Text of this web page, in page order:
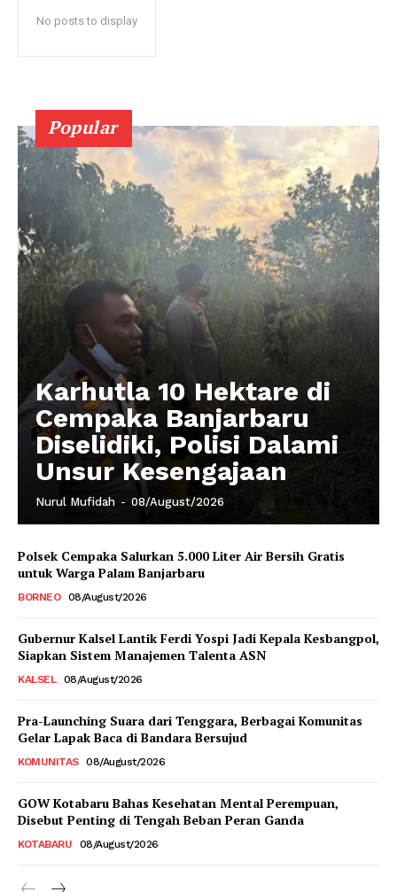
No posts to display
Popular
Karhutla 10 Hektare di
Cempaka Banjarbaru
Diselidiki, Polisi Dalami
Unsur Kesengajaan
Nurul Mufidah - 08/August/2026
Polsek Cempaka Salurkan 5.000 Liter Air Bersih Gratis
untuk Warga Palam Banjarbaru
BORNEO 08/August/2026
Gubernur Kalsel Lantik Ferdi Yospi Jadi Kepala Kesbangpol,
Siapkan Sistem Manajemen Talenta ASN
KALSEL 08/August/2026
Pra-Launching Suara dari Tenggara, Berbagai Komunitas
Gelar Lapak Baca di Bandara Bersujud
KOMUNITAS 08/August/2026
GOW Kotabaru Bahas Kesehatan Mental Perempuan,
Disebut Penting di Tengah Beban Peran Ganda
KOTABARU 08/August/2026